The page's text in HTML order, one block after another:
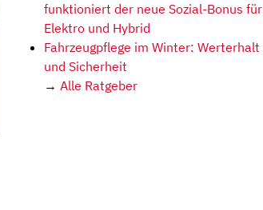
funktioniert der neue Sozial-Bonus für
Elektro und Hybrid
Fahrzeugpflege im Winter: Werterhalt
und Sicherheit
→ Alle Ratgeber